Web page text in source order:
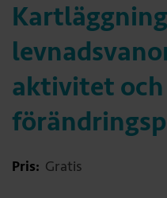
aktivitet och
Pris: Gratis